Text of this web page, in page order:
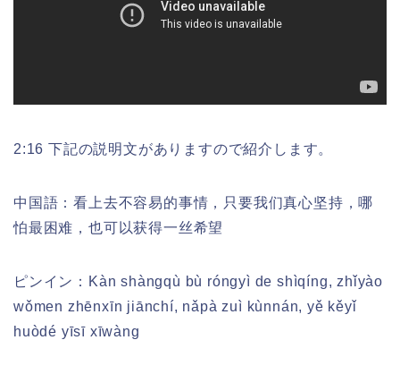
2:16 下記の説明文がありますので紹介します。
中国語：看上去不容易的事情，只要我们真心坚持，哪
怕最困难，也可以获得一丝希望
ピンイン： Kàn shàngqù bù róngyì de shìqíng, zhǐyào
wǒmen zhēnxīn jiānchí, nǎpà zuì kùnnán, yě kěyǐ
huòdé yīsī xīwàng